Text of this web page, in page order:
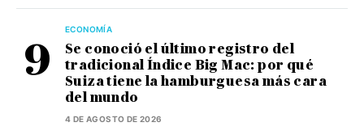
ECONOMÍA
Se conoció el último registro del
tradicional Índice Big Mac: por qué
Suiza tiene la hamburguesa más cara
del mundo
4 DE AGOSTO DE 2026